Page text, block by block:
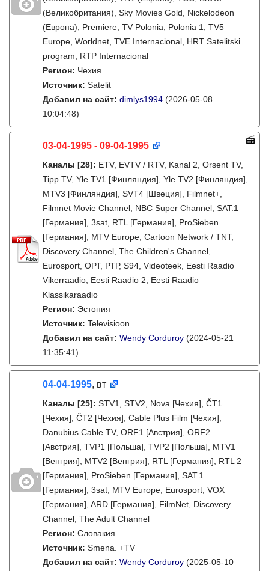
(Великобритания), Sky Movies Gold, Nickelodeon
(Европа), Premiere, TV Polonia, Polonia 1, TV5
Europe, Worldnet, TVE Internacional, HRT Satelitski
program, RTP Internacional
Регион: Чехия
Источник: Satelit
Добавил на сайт: dimlys1994 (2026-05-08
10:04:48)
03-04-1995 - 09-04-1995
Каналы [28]: ETV, EVTV / RTV, Kanal 2, Orsent TV,
Tipp TV, Yle TV1 [Финляндия], Yle TV2 [Финляндия],
MTV3 [Финляндия], SVT4 [Швеция], Filmnet+,
Filmnet Movie Channel, NBC Super Channel, SAT.1
[Германия], 3sat, RTL [Германия], ProSieben
[Германия], MTV Europe, Cartoon Network / TNT,
Discovery Channel, The Children's Channel,
Eurosport, ОРТ, РТР, S94, Videoteek, Eesti Raadio
Vikerraadio, Eesti Raadio 2, Eesti Raadio
Klassikaraadio
Регион: Эстония
Источник: Televisioon
Добавил на сайт: Wendy Corduroy (2024-05-21
11:35:41)
04-04-1995, вт
Каналы [25]: STV1, STV2, Nova [Чехия], ČT1
[Чехия], ČT2 [Чехия], Cable Plus Film [Чехия],
Danubius Cable TV, ORF1 [Австрия], ORF2
[Австрия], TVP1 [Польша], TVP2 [Польша], MTV1
[Венгрия], MTV2 [Венгрия], RTL [Германия], RTL 2
[Германия], ProSieben [Германия], SAT.1
[Германия], 3sat, MTV Europe, Eurosport, VOX
[Германия], ARD [Германия], FilmNet, Discovery
Channel, The Adult Channel
Регион: Словакия
Источник: Smena. +TV
Добавил на сайт: Wendy Corduroy (2025-05-10